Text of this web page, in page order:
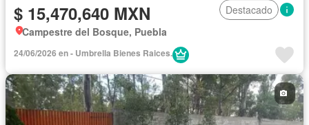
$ 15,470,640 MXN
Destacado
Campestre del Bosque, Puebla
24/06/2026 en - Umbrella Bienes Raices.